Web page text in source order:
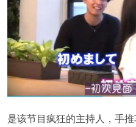
是该节目疯狂的主持人，手